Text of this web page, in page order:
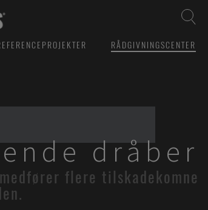
RÅDGIVNINGSCENTER
dråber
flere tilskadekomne